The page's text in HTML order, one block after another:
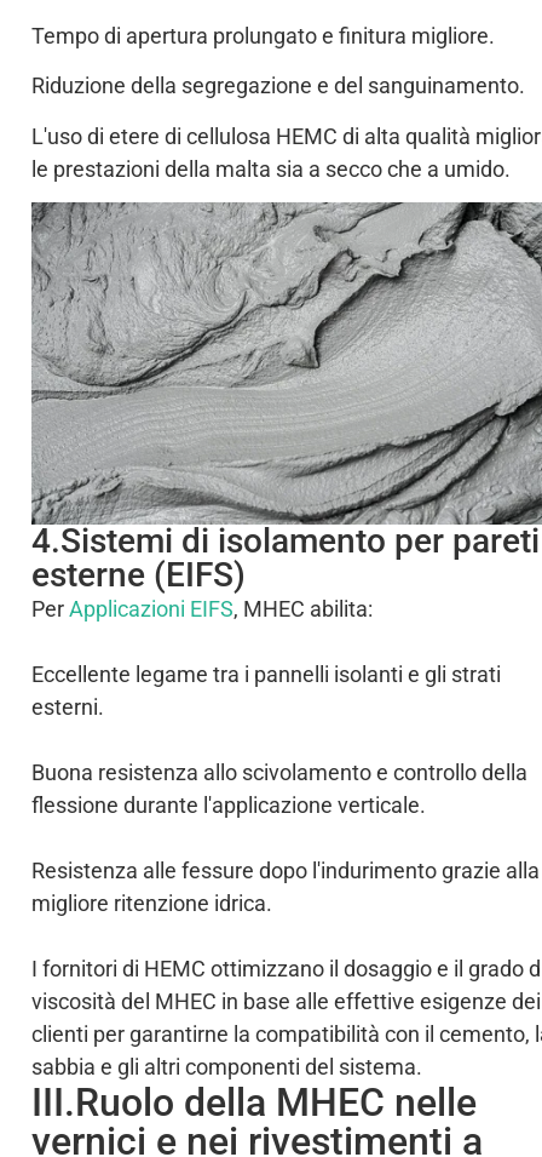
Tempo di apertura prolungato e finitura migliore.
Riduzione della segregazione e del sanguinamento.
L'uso di etere di cellulosa HEMC di alta qualità
le prestazioni della malta sia a secco che a umido.
4.Sistemi di isolamento per pareti
esterne (EIFS)
PerApplicazioni EIFS, MHEC abilita:
Eccellente legame tra i pannelli isolanti e gli strati
esterni.
Buona resistenza allo scivolamento e controllo della
flessione durante l'applicazione verticale.
Resistenza alle fessure dopo l'indurimento grazie alla
migliore ritenzione idrica.
I fornitori di HEMC ottimizzano il dosaggio e il grado
viscosità del MHEC in base alle effettive esigenze dei
clienti per garantirne la compatibilità con il cemento,
sabbia e gli altri componenti del sistema.
III.Ruolo della MHEC nelle
vernici e nei rivestimenti a